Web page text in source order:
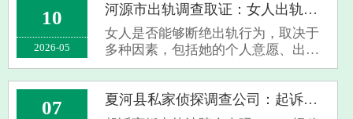
10
2026-05
河源市出轨调查取证：女人出轨能说断就断吗
女人是否能够断绝出轨行为，取决于
多种因素，包括她的个人意愿、出轨
的原因、她所处的社会环境以及她与
伴侣之间的沟通与解决冲突的能力。
个人意愿：如果她意识到出轨对她的
婚姻或关系造成了伤害，并且真心想
07 夏河县私家侦探调查公司：起诉离婚出轨法院会查吗